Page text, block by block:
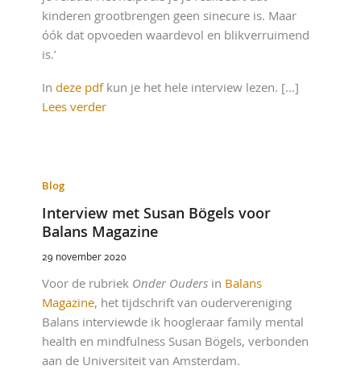
kinderen grootbrengen geen sinecure is. Maar
óók dat opvoeden waardevol en blikverruimend
is.’
Indeze pdfkun je het hele interview lezen. [...]
Lees verder
Blog
Interview met Susan Bögels voor
Balans Magazine
29 november 2020
Voor de rubriek Onder Ouders in Balans
Magazine, het tijdschrift van oudervereniging
Balans interviewde ik hoogleraar family mental
health en mindfulness Susan Bögels, verbonden
aan de Universiteit van Amsterdam.